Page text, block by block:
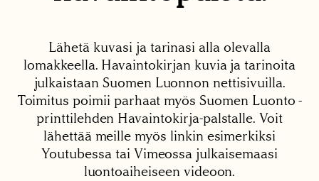
Lähetä kuvasi ja tarinasi alla olevalla
lomakkeella. Havaintokirjan kuvia ja tarinoita
julkaistaan Suomen Luonnon nettisivuilla.
Toimitus poimii parhaat myös Suomen Luonto -
printtilehden Havaintokirja-palstalle. Voit
lähettää meille myös linkin esimerkiksi
Youtubessa tai Vimeossa julkaisemaasi
luontoaiheiseen videoon.